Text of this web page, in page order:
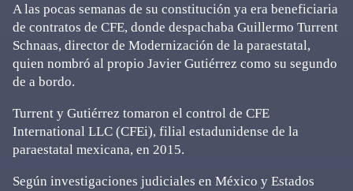
A las pocas semanas de su constitución ya era beneficiaria
de contratos de CFE, donde despachaba Guillermo Turrent
Schnaas, director de Modernización de la paraestatal,
quien nombró al propio Javier Gutiérrez como su segundo
de a bordo.
Turrent y Gutiérrez tomaron el control de CFE
International LLC (CFEi), filial estadunidense de la
paraestatal mexicana, en 2015.
Según investigaciones judiciales en México y Estados